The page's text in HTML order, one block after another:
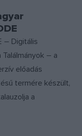
– Digitális
– a
előadás
termére készült,
a